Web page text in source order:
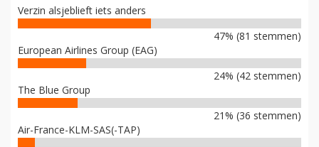
Verzin alsjeblieft iets anders
47% (81 stemmen)
European Airlines Group (EAG)
24% (42 stemmen)
The Blue Group
21% (36 stemmen)
Air-France-KLM-SAS(-TAP)